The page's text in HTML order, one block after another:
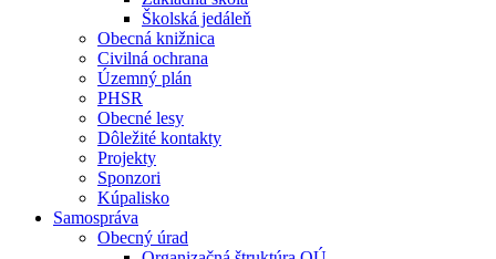
Školská jedáleň
Obecná knižnica
Civilná ochrana
Územný plán
PHSR
Obecné lesy
Dôležité kontakty
Projekty
Sponzori
Kúpalisko
Samospráva
Obecný úrad